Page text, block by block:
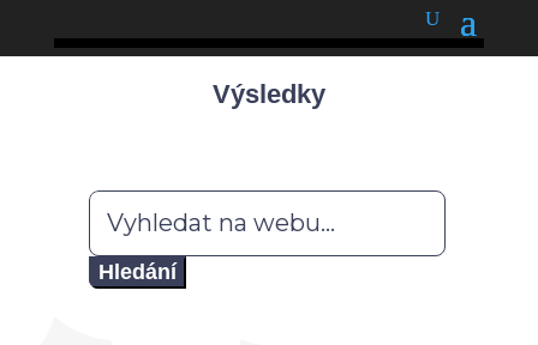
Výsledky
Hledat: